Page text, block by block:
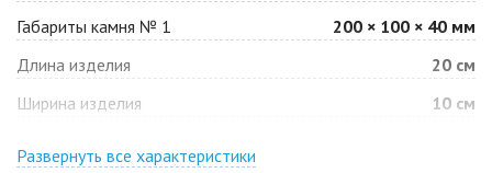
Барселона
1 040 ₽
Белая
1 040 ₽/м2
Габариты камня № 1
200 × 100 × 40 мм
Длина изделия
20 см
Ширина изделия
10 см
Развернуть все характеристики